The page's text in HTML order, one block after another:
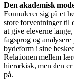
Den akademisk
Formulerer sig på et
store forventninger til
at give eleverne
fagsprog og
bydeform i sine
Relationen mellem
hierarkisk, men den
på.